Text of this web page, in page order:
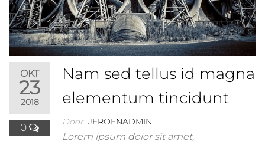
OKT
23
2018
0
Nam sed tellus id magna
elementum tincidunt
Door JEROENADMIN
Lorem ipsum dolor sit amet,